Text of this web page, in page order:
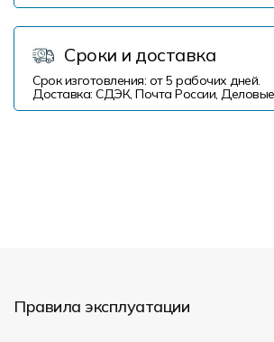
Сроки и доставка
Срок изготовления: от 5 рабочих дней.
Доставка: СДЭК, Почта России,
Правила эксплуатации